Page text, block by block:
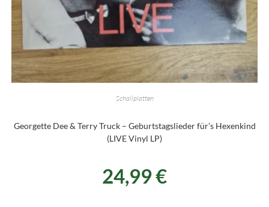
Schallplatten
Georgette Dee & Terry Truck – Geburtstagslieder für’s Hexenkind
(LIVE Vinyl LP)
24,99€